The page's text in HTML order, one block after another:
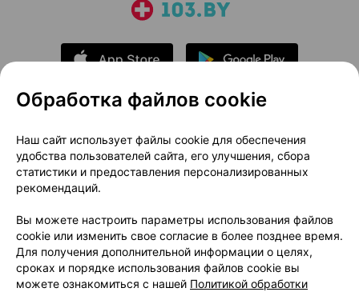
О проекте
Новости проекта
Размещение рекламы
Медицинский маркетинг
Публичный договор
Доставка
Способы оплаты
Вакансии
Партнеры
Написать руководителю 103.by
Написать в поддержку
Обработка файлов cookie
Наш сайт использует файлы cookie для обеспечения
удобства пользователей сайта, его улучшения, сбора
статистики и предоставления персонализированных
рекомендаций.
Вы можете настроить параметры использования файлов
cookie или изменить свое согласие в более позднее время.
Для получения дополнительной информации о целях,
сроках и порядке использования файлов cookie вы
можете ознакомиться с нашей Политикой обработки